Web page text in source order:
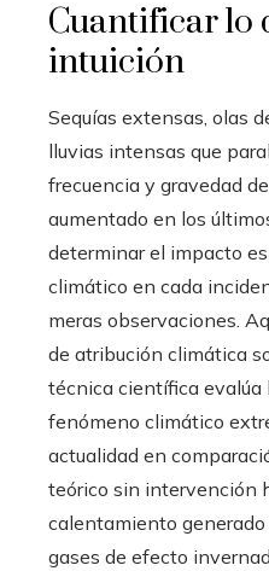
Cuantificar lo
intuición
Sequías extensas, olas
lluvias intensas que
frecuencia y gravedad
aumentado en los
determinar el impacto
climático en cada
meras observaciones.
de atribución climática
técnica científica evalúa
fenómeno climático
actualidad en
teórico sin intervención
calentamiento
gases de efecto